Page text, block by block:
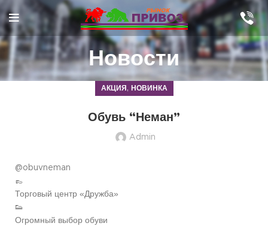
Новости
АКЦИЯ , НОВИНКА
Обувь “Неман”
Admin
@obuvneman
👞
Торговый центр «Дружба»
👟
Огромный выбор обуви